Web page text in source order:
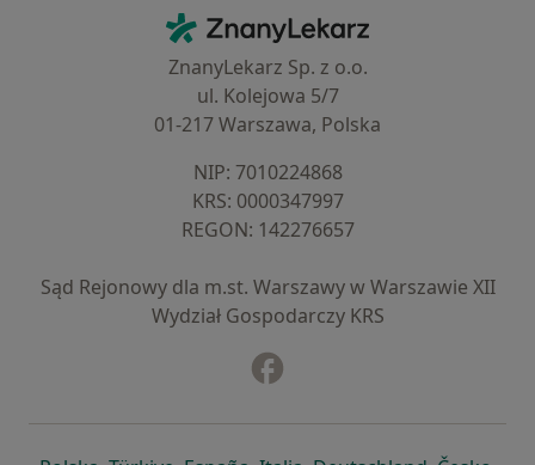
ZnanyLekarz - Strona główna
ZnanyLekarz Sp. z o.o.
ul. Kolejowa 5/7
01-217 Warszawa, Polska
NIP: ⁠7010224868
KRS: ⁠0000347997
REGON: ⁠142276657
Sąd Rejonowy dla m.st. Warszawy w Warszawie XII
Wydział Gospodarczy KRS